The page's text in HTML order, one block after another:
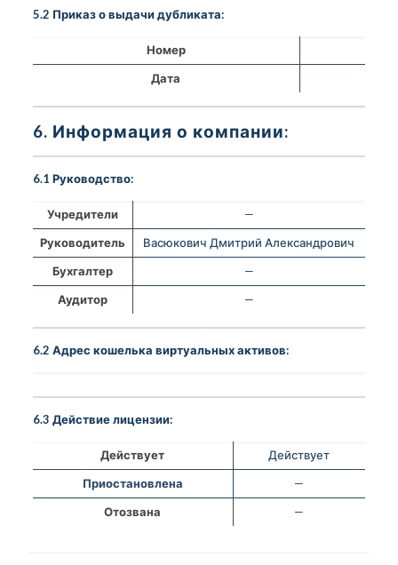
5.2 Приказ о выдачи дубликата:
Номер
Дата
6. Информация о компании:
6.1 Руководство:
Учредители
—
Руководитель
Васюкович Дмитрий Александрович
Бухгалтер
—
Аудитор
—
6.2 Адрес кошелька виртуальных активов:
6.3 Действие лицензии:
Действует
Действует
Приостановлена
—
Отозвана
—